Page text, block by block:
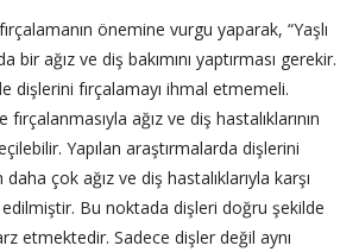
önemine vurgu yaparak, “Yaşlı
bir ağız ve diş bakımını yaptırması gerekir.
dişlerini fırçalamayı ihmal etmemeli.
ağız ve diş hastalıklarının
Yapılan araştırmalarda dişlerini
çok ağız ve diş hastalıklarıyla karşı
edilmiştir. Bu noktada dişleri doğru şekilde
etmektedir. Sadece dişler değil aynı